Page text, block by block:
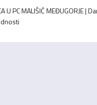
U PC MALIŠIĆ MEĐUGORJE |